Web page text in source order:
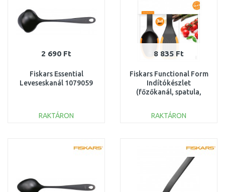
2 690 Ft
Fiskars Essential
Leveseskanál 1079059
RAKTÁRON
Összehasonlítás
8 835 Ft
Fiskars Functional Form
Indítókészlet
(főzőkanál, spatula,
RAKTÁRON
Összehasonlítás